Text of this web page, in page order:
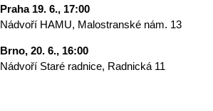
Praha 19. 6., 17:00
Nádvoří HAMU, Malostranské nám. 13
Brno, 20. 6., 16:00
Nádvoří Staré radnice, Radnická 11